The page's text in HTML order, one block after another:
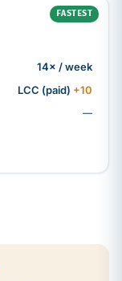
FASTEST
14× / week
LCC (paid) +10
—